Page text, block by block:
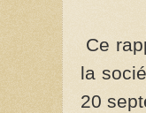
Ce
la
20